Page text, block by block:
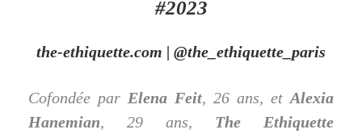
#2023
the-ethiquette.com | @the_ethiquette_paris
Cofondée par Elena Feit, 26 ans, et Alexia
Hanemian, 29 ans, The Ethiquette